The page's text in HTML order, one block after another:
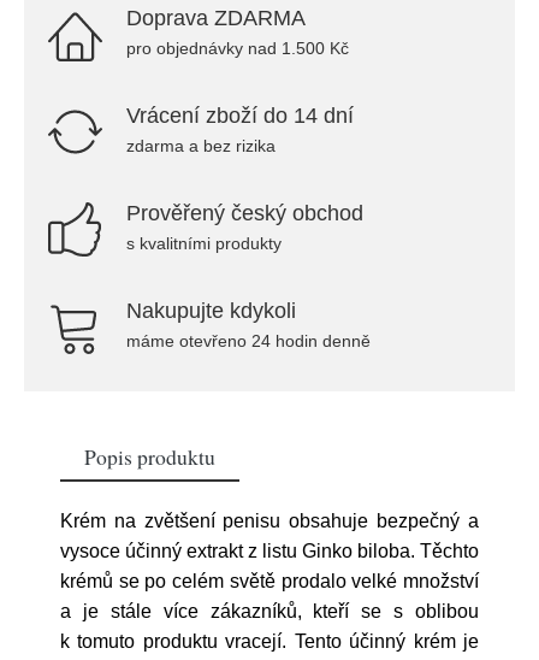
Doprava ZDARMA
pro objednávky nad 1.500 Kč
Vrácení zboží do 14 dní
zdarma a bez rizika
Prověřený český obchod
s kvalitními produkty
Nakupujte kdykoli
máme otevřeno 24 hodin denně
Popis produktu
Krém na zvětšení penisu obsahuje bezpečný a
vysoce účinný extrakt z listu Ginko biloba. Těchto
krémů se po celém světě prodalo velké množství
a je stále více zákazníků, kteří se s oblibou
k tomuto produktu vracejí. Tento účinný krém je